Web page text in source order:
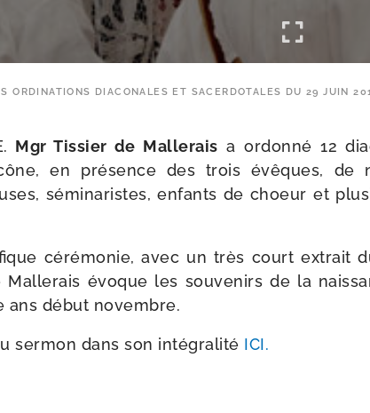
ORDINATIONS DIACONALES ET SACERDOTALES DU 29 JUIN
Mgr Tissier de Mallerais a ordon­né 12
en pré­sence des trois évêques, de
sémi­na­ristes, enfants de choeur et
céré­mo­nie, avec un très court extrait
évoque les sou­ve­nirs de la
ans début novembre.
ser­mon dans son inté­gra­li­té ICI.